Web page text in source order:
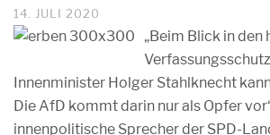
14. JULI 2020
„Beim Blick in
Innenminister Holger Stahlknecht
Die AfD kommt darin nur als Opfer
innenpolitische Sprecher der SPD-